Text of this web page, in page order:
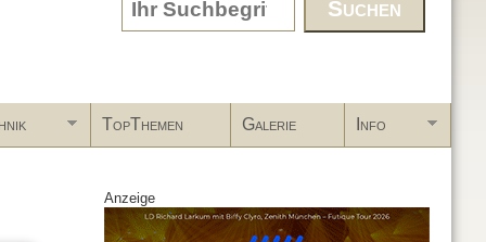
Search form
TopThemen Galerie Info
Anzeige